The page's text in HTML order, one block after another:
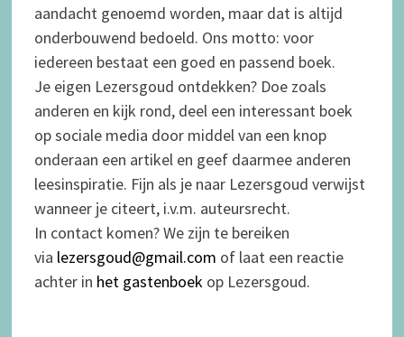
aandacht genoemd worden, maar dat is altijd
onderbouwend bedoeld. Ons motto: voor
iedereen bestaat een goed en passend boek.
Je eigen Lezersgoud ontdekken? Doe zoals
anderen en kijk rond, deel een interessant boek
op sociale media door middel van een knop
onderaan een artikel en geef daarmee anderen
leesinspiratie. Fijn als je naar Lezersgoud verwijst
wanneer je citeert, i.v.m. auteursrecht.
In contact komen? We zijn te bereiken
via lezersgoud@gmail.com of laat een reactie
achter in het gastenboek op Lezersgoud.